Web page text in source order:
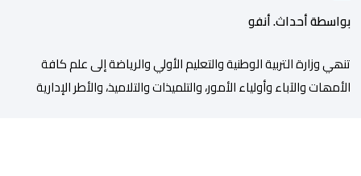
بواسطة أحداث. أنفو
تنھي وزارة التربیة الوطنیة والتعلیم الأولي والریاضة إلى علم كافة
الأمھات والآباء وأولیاء الأمور، والتلمیذات والتلامیذ، والأطر الإداریة